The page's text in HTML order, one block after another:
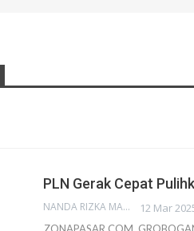
PLN Gerak Cepat
NANDA RIZKA MAHENDRA 12 Mar
ZONAPASAR.COM,